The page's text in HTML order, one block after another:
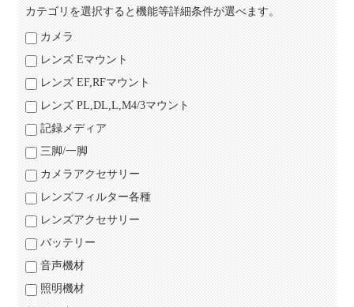
カテゴリを選択すると機能等詳細条件が選べます。
カメラ
レンズ Eマウント
レンズ EF,RFマウント
レンズ PL,DL,L,M4/3マウント
記録メディア
三脚/一脚
カメラアクセサリー
レンズフィルター各種
レンズアクセサリー
バッテリー
音声機材
照明機材